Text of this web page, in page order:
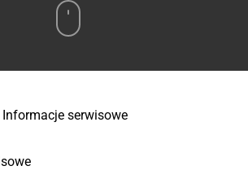
Informacje serwisowe